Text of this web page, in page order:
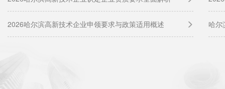
2026哈尔滨高新技术企业申领要求与政策适用概述 哈尔